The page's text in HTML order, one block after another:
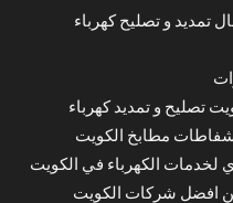
تمديد و تصليح كهرباء
تصليح و تمديد كهرباء
مطابخ الكويت
لخدمات الكهرباء في الكويت
افضل شركات الكويت